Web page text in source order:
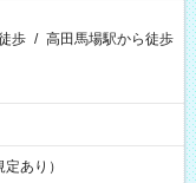
歩 / 高田馬場駅から徒歩
あり）